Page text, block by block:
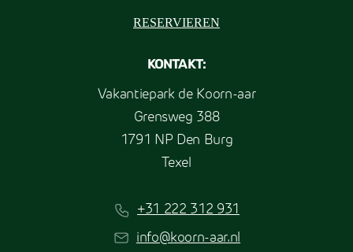
RESERVIEREN
KONTAKT:
Vakantiepark de Koorn-aar
Grensweg 388
1791 NP Den Burg
Texel
+31 222 312 931
info@koorn-aar.nl